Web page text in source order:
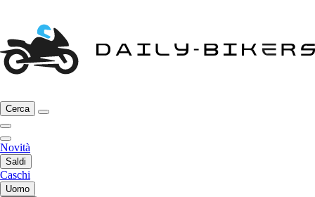
Cerca
Novità
Saldi
Caschi
Uomo